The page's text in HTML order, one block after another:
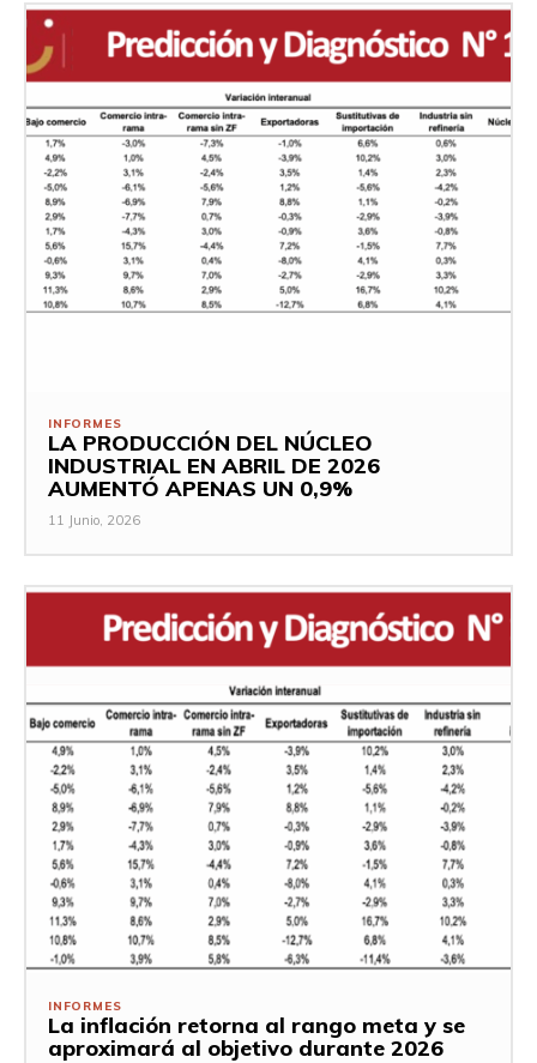
INFORMES
LA PRODUCCIÓN DEL NÚCLEO
INDUSTRIAL EN ABRIL DE 2026
AUMENTÓ APENAS UN 0,9%
11 Junio, 2026
INFORMES
La inflación retorna al rango meta y se
aproximará al objetivo durante 2026